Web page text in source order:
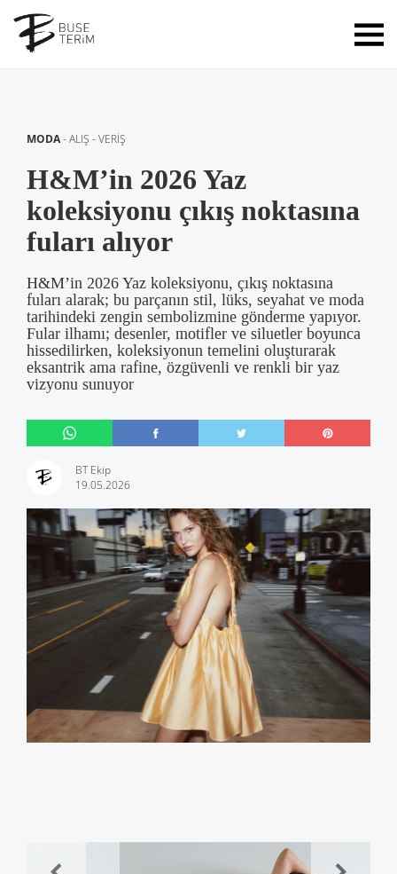
MODA-ALIŞ - VERİŞ
H&M’in 2026 Yaz
koleksiyonu çıkış noktasına
fuları alıyor
H&M’in 2026 Yaz koleksiyonu, çıkış noktasına
fuları alarak; bu parçanın stil, lüks, seyahat ve moda
tarihindeki zengin sembolizmine gönderme yapıyor.
Fular ilhamı; desenler, motifler ve siluetler boyunca
hissedilirken, koleksiyonun temelini oluşturarak
eksantrik ama rafine, özgüvenli ve renkli bir yaz
vizyonu sunuyor
BT Ekip
19.05.2026